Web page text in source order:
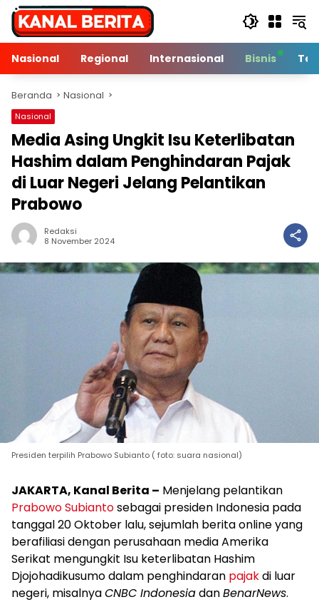
Langsung
konten
Nasional
Regional Internasional Bisnis
Beranda Nasional
Nasional
Media Asing Ungkit Isu Keterlibatan
Hashim dalam Penghindaran Pajak
di Luar Negeri Jelang Pelantikan
Prabowo
Redaksi
8 November 2024
Presiden terpilih Prabowo Subianto ( foto: suara nasional)
JAKARTA, Kanal Berita – Menjelang pelantikan
Prabowo Subiantosebagai presiden Indonesia pada
tanggal 20 Oktober lalu, sejumlah berita online yang
berafiliasi dengan perusahaan media Amerika
Serikat mengungkit Isu keterlibatan Hashim
Djojohadikusumo dalam penghindaran pajakdi luar
negeri, misalnyaCNBC IndonesiadanBenarNews.